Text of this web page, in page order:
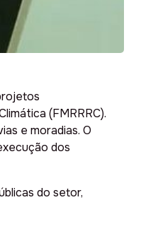
(FMRRRC).
e moradias. O
dos
do setor,